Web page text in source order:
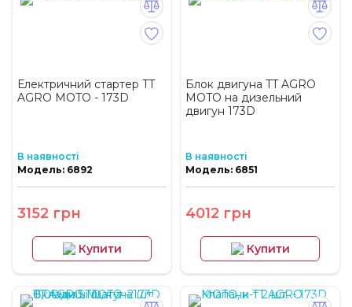
Електричний стартер TT
AGRO MOTO - 173D
В наявності
Модель: 6892
3152 грн
Купити
Блок двигуна TT AGRO
MOTO на дизельний
двигун 173D
В наявності
Модель: 6851
4012 грн
Купити